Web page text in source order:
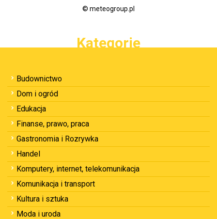
© meteogroup.pl
Kategorie
Budownictwo
Dom i ogród
Edukacja
Finanse, prawo, praca
Gastronomia i Rozrywka
Handel
Komputery, internet, telekomunikacja
Komunikacja i transport
Kultura i sztuka
Moda i uroda